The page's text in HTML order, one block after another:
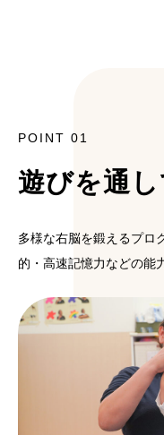
POINT 01
遊びを通
多様な右脳を鍛えるプロ
的・高速記憶力などの能